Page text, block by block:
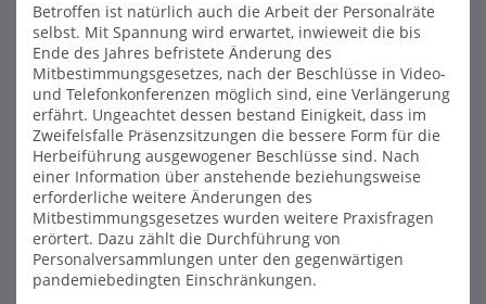
Betroffen ist natürlich auch die Arbeit der Personalräte
selbst. Mit Spannung wird erwartet, inwieweit die bis
Ende des Jahres befristete Änderung des
Mitbestimmungsgesetzes, nach der Beschlüsse in Video-
und Telefonkonferenzen möglich sind, eine Verlängerung
erfährt. Ungeachtet dessen bestand Einigkeit, dass im
Zweifelsfalle Präsenzsitzungen die bessere Form für die
Herbeiführung ausgewogener Beschlüsse sind. Nach
einer Information über anstehende beziehungsweise
erforderliche weitere Änderungen des
Mitbestimmungsgesetzes wurden weitere Praxisfragen
erörtert. Dazu zählt die Durchführung von
Personalversammlungen unter den gegenwärtigen
pandemiebedingten Einschränkungen.